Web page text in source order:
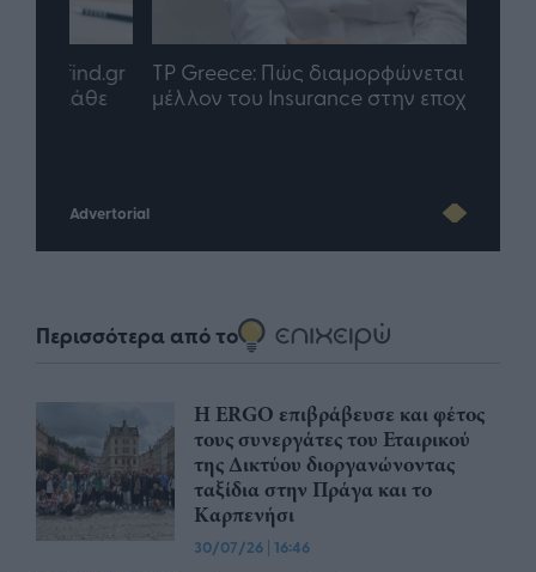
TP Greece: Πώς διαμορφώνεται το
μέλλον του Insurance στην εποχή του AI
Advertorial
Περισσότερα από το
Η ERGO επιβράβευσε και φέτος
τους συνεργάτες του Εταιρικού
της Δικτύου διοργανώνοντας
ταξίδια στην Πράγα και το
Καρπενήσι
30/07/26 | 16:46